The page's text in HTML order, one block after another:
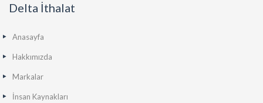
Delta İthalat
Anasayfa
Hakkımızda
Markalar
İnsan Kaynakları